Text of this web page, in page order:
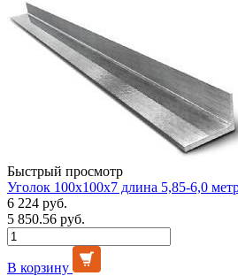
Быстрый просмотр
Уголок 100х100х7 длина 5,85-6,0
6 224 руб.
5 850.56 руб.
В корзину